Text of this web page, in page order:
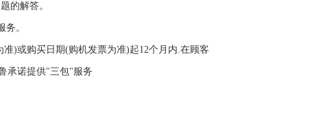
的解答。
。
)或购买日期(购机发票为准)起12个月内.在顾客
承诺提供"三包"服务